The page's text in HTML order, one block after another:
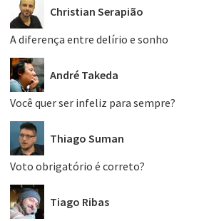
Christian Serapião
A diferença entre delírio e sonho
André Takeda
Você quer ser infeliz para sempre?
Thiago Suman
Voto obrigatório é correto?
Tiago Ribas